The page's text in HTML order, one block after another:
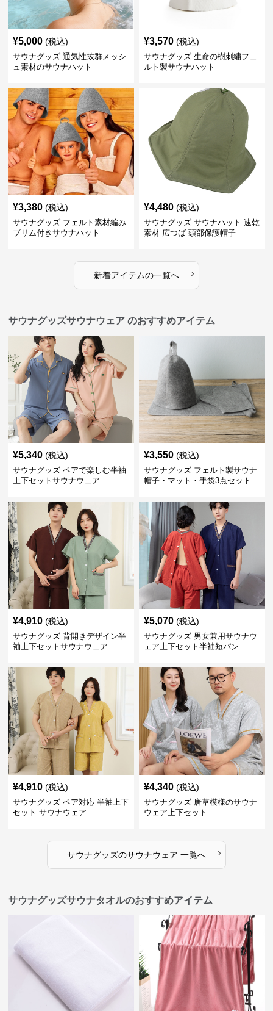
¥5,000 (税込)
サウナグッズ 通気性抜群メッシ
ュ素材のサウナハット
¥3,570 (税込)
サウナグッズ 生命の樹刺繍フェ
ルト製サウナハット
¥3,380 (税込)
サウナグッズ フェルト素材編み
ブリム付きサウナハット
¥4,480 (税込)
サウナグッズ サウナハット 速乾
素材 広つば 頭部保護帽子
新着アイテムの一覧へ ›
サウナグッズサウナウェア のおすすめアイテム
¥5,340 (税込)
サウナグッズ ペアで楽しむ半袖
上下セットサウナウェア
¥3,550 (税込)
サウナグッズ フェルト製サウナ
帽子・マット・手袋3点セット
¥4,910 (税込)
サウナグッズ 背開きデザイン半
袖上下セットサウナウェア
¥5,070 (税込)
サウナグッズ 男女兼用サウナウ
ェア上下セット半袖短パン
¥4,910 (税込)
サウナグッズ ペア対応 半袖上下
セット サウナウェア
¥4,340 (税込)
サウナグッズ 唐草模様のサウナ
ウェア上下セット
サウナグッズのサウナウェア 一覧へ ›
サウナグッズサウナタオルのおすすめアイテム